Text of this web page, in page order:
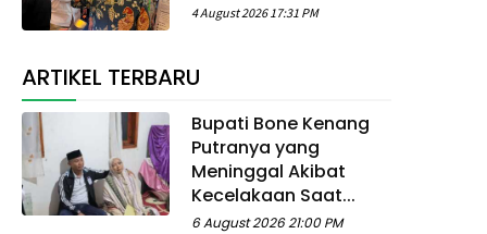
4 August 2026 17:31 PM
ARTIKEL TERBARU
Bupati Bone Kenang
Putranya yang
Meninggal Akibat
Kecelakaan Saat...
6 August 2026 21:00 PM